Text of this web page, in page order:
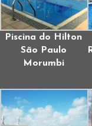
Piscina do Hilton
São Paulo
Morumbi